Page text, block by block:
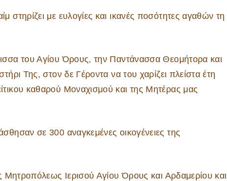
με ευλογίες και ικανές ποσότητες αγαθών τη
του Αγίου Όρους, την Παντάνασσα Θεομήτορα και
Της, στον δε Γέροντα να του χαρίζει πλείστα έτη
καθαρού Μοναχισμού και της Μητέρας μας
σε 300 αναγκεμένες οικογένειες της
Μητροπόλεως Ιερισού Αγίου Όρους και Αρδαμερίου και